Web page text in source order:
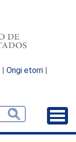
| Ongi etorri |